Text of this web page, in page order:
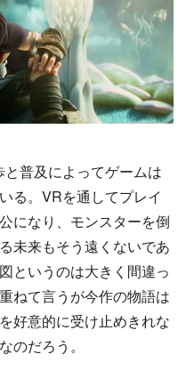
普及によってゲームは
る。VRを通してプレイ
になり、モンスターを倒
未来もそう遠くないであ
というのは大きく間違っ
ねて言うが今作の物語は
好意的に受け止めきれな
のだろう。